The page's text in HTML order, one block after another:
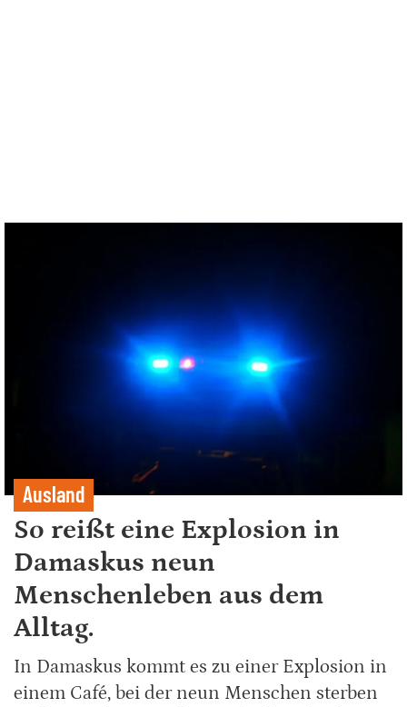
Ausland
So reißt eine Explosion in
Damaskus neun
Menschenleben aus dem
Alltag.
In Damaskus kommt es zu einer Explosion in
einem Café, bei der neun Menschen sterben